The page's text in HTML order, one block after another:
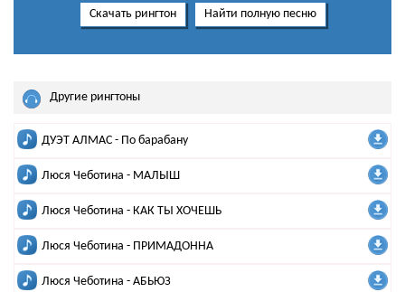
Скачать рингтон Найти полную песню
Другие рингтоны
ДУЭТ АЛМАС - По барабану
Люся Чеботина - МАЛЫШ
Люся Чеботина - КАК ТЫ ХОЧЕШЬ
Люся Чеботина - ПРИМАДОННА
Люся Чеботина - АБЬЮЗ